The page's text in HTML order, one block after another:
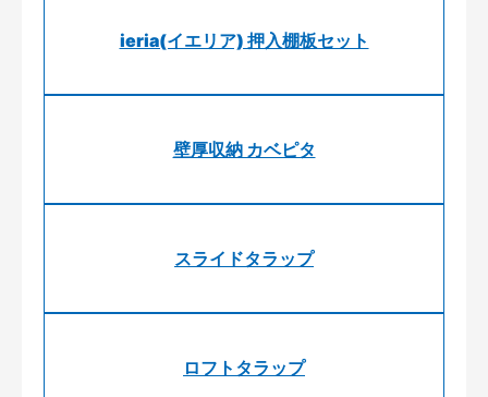
ieria(イエリア) 押入棚板セット
壁厚収納 カベピタ
スライドタラップ
ロフトタラップ